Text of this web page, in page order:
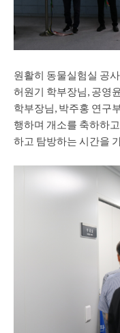
원활히 동물실험실 공
허원기 학부장님, 공영
학부장님, 박주홍 연구
행하며 개소를 축하하
하고 탐방하는 시간을